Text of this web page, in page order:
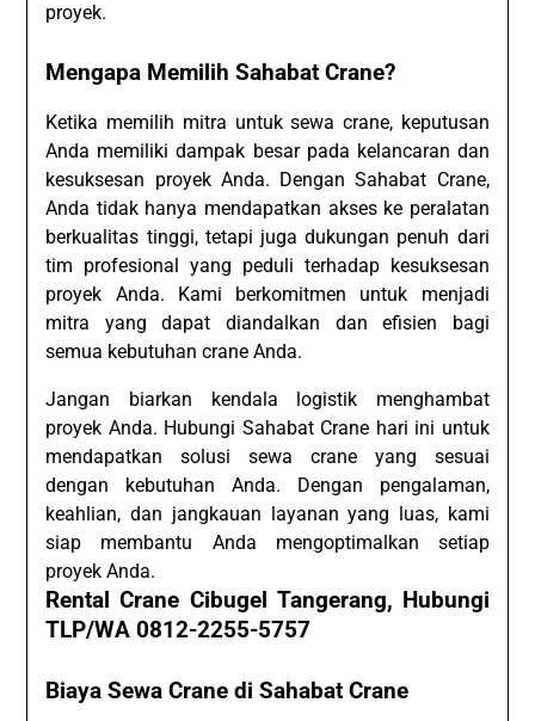
proyek.
Mengapa Memilih Sahabat Crane?
Ketika memilih mitra untuk sewa crane, keputusan
Anda memiliki dampak besar pada kelancaran dan
kesuksesan proyek Anda. Dengan Sahabat Crane,
Anda tidak hanya mendapatkan akses ke peralatan
berkualitas tinggi, tetapi juga dukungan penuh dari
tim profesional yang peduli terhadap kesuksesan
proyek Anda. Kami berkomitmen untuk menjadi
mitra yang dapat diandalkan dan efisien bagi
semua kebutuhan crane Anda.
Jangan biarkan kendala logistik menghambat
proyek Anda. Hubungi Sahabat Crane hari ini untuk
mendapatkan solusi sewa crane yang sesuai
dengan kebutuhan Anda. Dengan pengalaman,
keahlian, dan jangkauan layanan yang luas, kami
siap membantu Anda mengoptimalkan setiap
proyek Anda.
Rental Crane Cibugel Tangerang, Hubungi
TLP/WA 0812-2255-5757
Biaya Sewa Crane di Sahabat Crane